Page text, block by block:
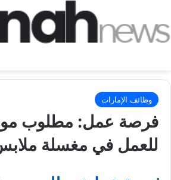
وظائف الإمارات
فرصة عمل: مطلوب
للعمل في مغسلة